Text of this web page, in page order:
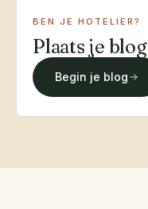
BEN JE HOTELIER?
Plaats je blog
Begin je blog